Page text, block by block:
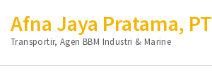
ke
konten
(Tekan
Afna Jaya Pratama, PT
Transportir, Agen BBM Industri & Marine